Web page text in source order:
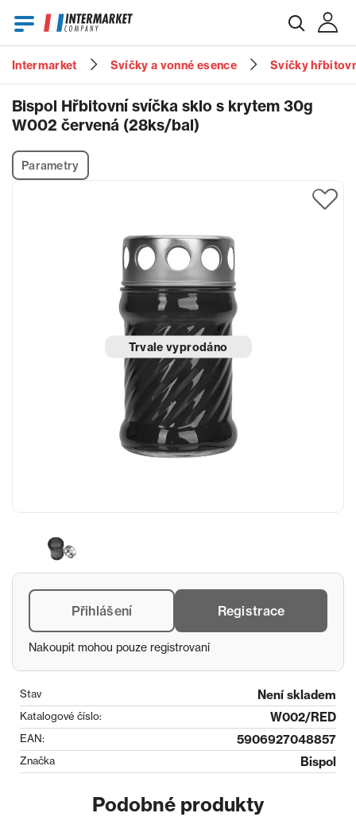
Heslo
Zapomenuté heslo?
Intermarket Svíčky a vonné esence Svíčky
Bispol Hřbitovní svíčka sklo s krytem 30g
W002 červená (28ks/bal)
Parametry
Trvale vyprodáno
Přihlášení Registrace
Nakoupit mohou pouze registrovaní
Stav Není skladem
Katalogové číslo: W002/RED
EAN: 5906927048857
Značka Bispol
Podobné produkty